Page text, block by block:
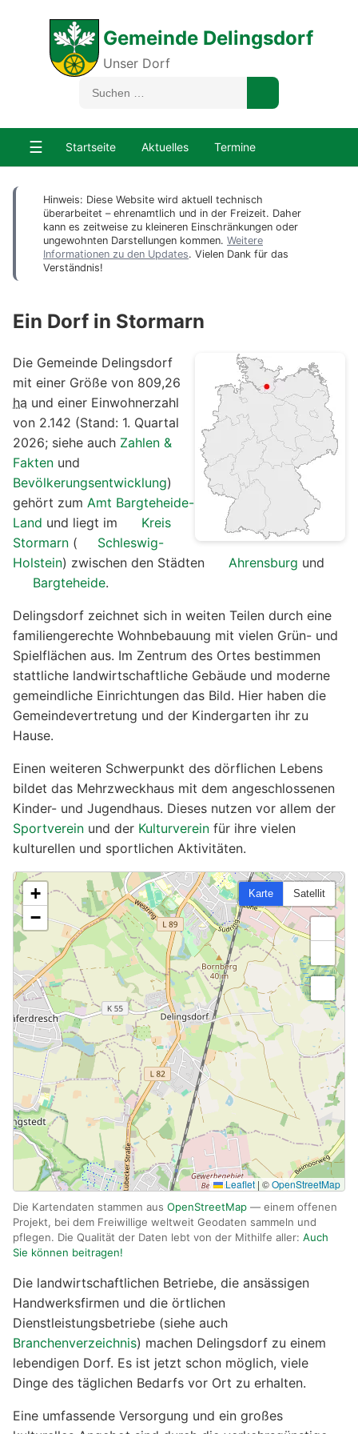
Gemeinde Delingsdorf
Unser Dorf
☰ Startseite Aktuelles Termine
Hinweis: Diese Website wird aktuell technisch
überarbeitet – ehrenamtlich und in der Freizeit. Daher
kann es zeitweise zu kleineren Einschränkungen oder
ungewohnten Darstellungen kommen. Weitere
Informationen zu den Updates. Vielen Dank für das
Verständnis!
Ein Dorf in Stormarn
Die Gemeinde Delingsdorf
mit einer Größe von 809,26
ha und einer Einwohnerzahl
von 2.142 (Stand: 1. Quartal
2026; siehe auch Zahlen &
Fakten und
Bevölkerungsentwicklung)
gehört zum Amt Bargteheide-
Land und liegt im
Kreis
Stormarn (
Schleswig-
Holstein) zwischen den Städten Ahrensburg und
Bargteheide.
Delingsdorf zeichnet sich in weiten Teilen durch eine
familiengerechte Wohnbebauung mit vielen Grün- und
Spielflächen aus. Im Zentrum des Ortes bestimmen
stattliche landwirtschaftliche Gebäude und moderne
gemeindliche Einrichtungen das Bild. Hier haben die
Gemeindevertretung und der Kindergarten ihr zu
Hause.
Einen weiteren Schwerpunkt des dörflichen Lebens
bildet das Mehrzweckhaus mit dem angeschlossenen
Kinder- und Jugendhaus. Dieses nutzen vor allem der
Sportverein und der Kulturverein für ihre vielen
kulturellen und sportlichen Aktivitäten.
+
−
Karte Satellit
Leaflet | ©OpenStreetMap
Die Kartendaten stammen aus OpenStreetMap — einem offenen
Projekt, bei dem Freiwillige weltweit Geodaten sammeln und
pflegen. Die Qualität der Daten lebt von der Mithilfe aller: Auch
Sie können beitragen!
Die landwirtschaftlichen Betriebe, die ansässigen
Handwerksfirmen und die örtlichen
Dienstleistungsbetriebe (siehe auch
Branchenverzeichnis) machen Delingsdorf zu einem
lebendigen Dorf. Es ist jetzt schon möglich, viele
Dinge des täglichen Bedarfs vor Ort zu erhalten.
Eine umfassende Versorgung und ein großes